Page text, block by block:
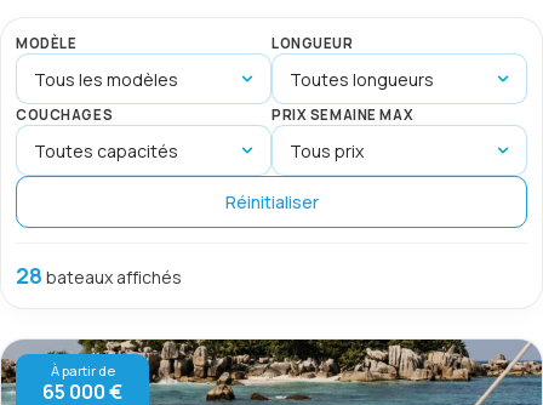
MODÈLE LONGUEUR
COUCHAGES PRIX SEMAINE MAX
Réinitialiser
28 bateaux affichés
À partir de
65 000 €